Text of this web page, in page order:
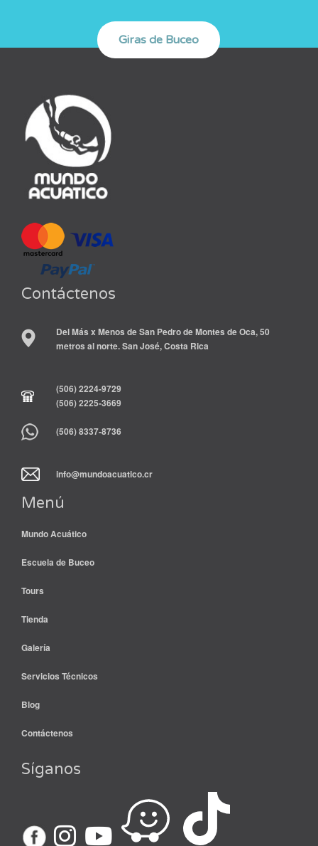
Contáctenos
Del Más x Menos de San Pedro de Montes de Oca, 50
metros al norte. San José, Costa Rica
(506) 2224-9729
(506) 2225-3669
(506) 8337-8736
info@mundoacuatico.cr
Menú
Mundo Acuático
Escuela de Buceo
Tours
Tienda
Galería
Servicios Técnicos
Blog
Contáctenos
Síganos